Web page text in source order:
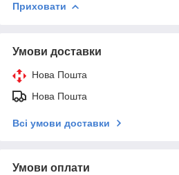
Приховати
Умови доставки
Нова Пошта
Нова Пошта
Всі умови доставки
Умови оплати